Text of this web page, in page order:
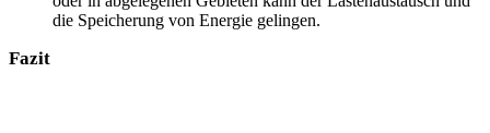
die Speicherung von Energie gelingen.
Fazit